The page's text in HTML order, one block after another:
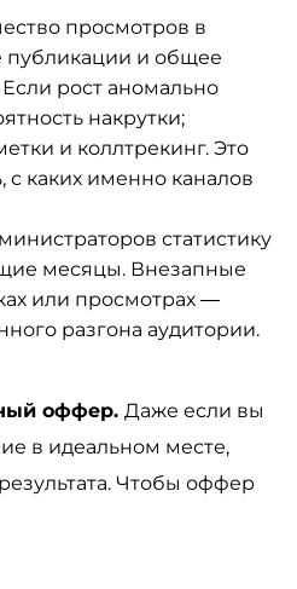
просмотров в
публикации и общее
рост аномально
накрутки;
и коллтрекинг. Это
с каких именно каналов
статистику
месяцы. Внезапные
или просмотрах —
разгона аудитории.
оффер. Даже если вы
в идеальном месте,
Чтобы оффер